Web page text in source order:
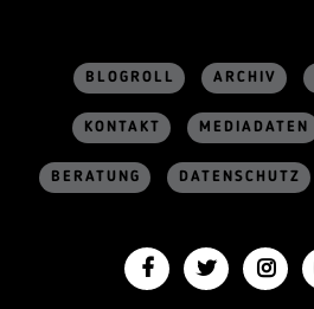
BLOGROLL ARCHIV
KONTAKT MEDIADATEN
BERATUNG DATENSCHUTZ